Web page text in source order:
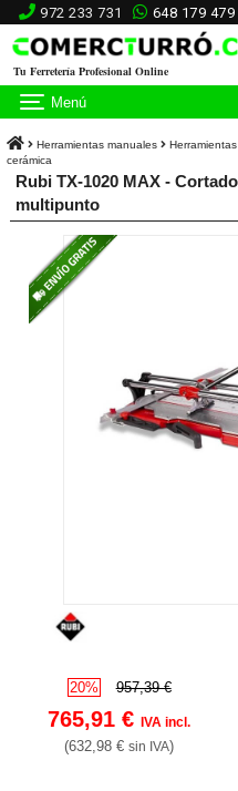
972 233 731 648 179 479
Tu Ferretería Profesional Online
Menú
Herramientas manuales
cerámica
Rubi TX-1020 MAX -
multipunto
20% 957,39 €
765,91 €IVA incl.
(632,98 €sin IVA)